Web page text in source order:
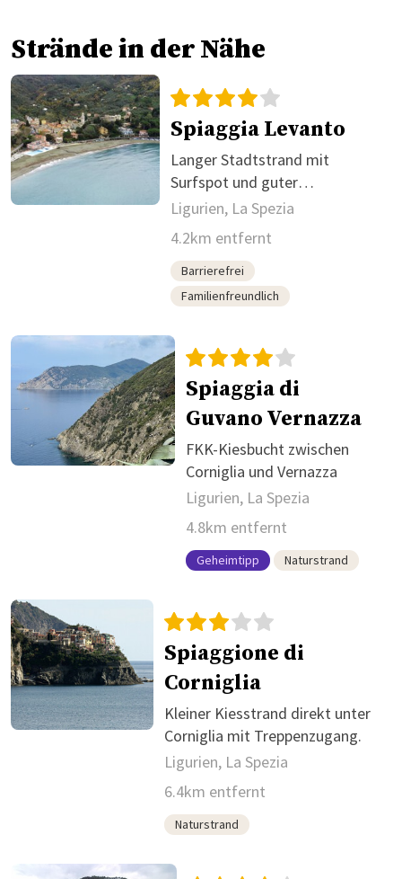
Strände in der Nähe
Spiaggia Levanto
Langer Stadtstrand mit
Surfspot und guter
Infrastruktur
Ligurien, La Spezia
4.2km entfernt
Barrierefrei
Familienfreundlich
Spiaggia di
Guvano Vernazza
FKK-Kiesbucht zwischen
Corniglia und Vernazza
Ligurien, La Spezia
4.8km entfernt
Geheimtipp Naturstrand
Spiaggione di
Corniglia
Kleiner Kiesstrand direkt unter
Corniglia mit Treppenzugang.
Ligurien, La Spezia
6.4km entfernt
Naturstrand